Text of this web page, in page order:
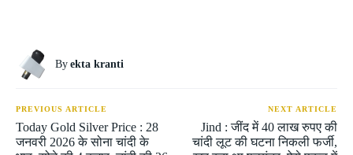
By ekta kranti
PREVIOUS ARTICLE
Today Gold Silver Price : 28
जनवरी 2026 के सोना चांदी के
NEXT ARTICLE
Jind : जींद में 40 लाख रुपए की
चांदी लूट की घटना निकली फर्जी,